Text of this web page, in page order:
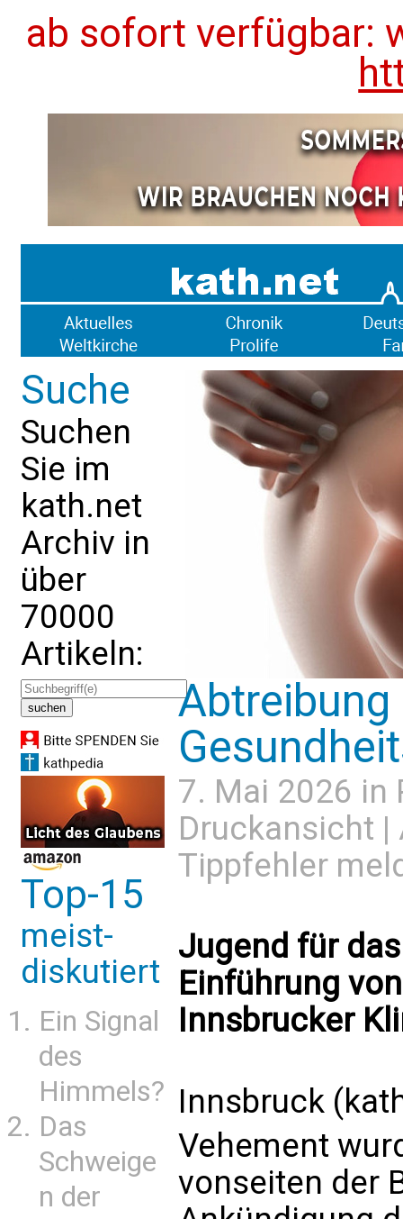
ab sofort verfügbar:
Suche
Suchen
Sie im
kath.net
Archiv in
über
70000
Artikeln:
Top-15
meist-
diskutiert
Ein Signal
des
Himmels?
Das
Schweige
n der
Abtreibung
7. Mai 2026 in
Druckansicht |
Tippfehler
Jugend für
Einführung
Innsbrucker
Innsbruck
Vehement
vonseiten der